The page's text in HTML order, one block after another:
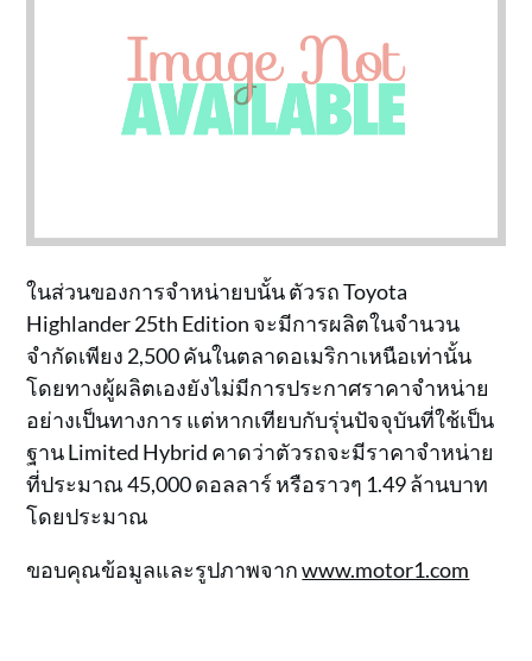
ในส่วนของการจำหน่ายบนั้น ตัวรถ Toyota
Highlander 25th Edition จะมีการผลิตในจำนวน
จำกัดเพียง 2,500 คันในตลาดอเมริกาเหนือเท่านั้น
โดยทางผู้ผลิตเองยังไม่มีการประกาศราคาจำหน่าย
อย่างเป็นทางการ แต่หากเทียบกับรุ่นปัจจุบันที่ใช้เป็น
ฐาน Limited Hybrid คาดว่าตัวรถจะมีราคาจำหน่าย
ที่ประมาณ 45,000 ดอลลาร์ หรือราวๆ 1.49 ล้านบาท
โดยประมาณ
ขอบคุณข้อมูลและรูปภาพจากwww.motor1.com